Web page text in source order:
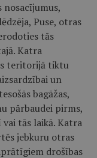
nosacījumus,
Puse, otras
tās
Katra
teritorijā tiktu
un
bagāžas,
pārbaudei pirms,
vai tās laikā. Katra
jebkuru otras
drošības